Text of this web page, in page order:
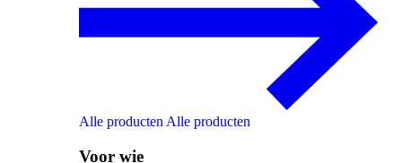
Alle producten Alle producten
Voor wie